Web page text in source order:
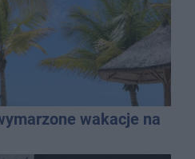
wakacje na